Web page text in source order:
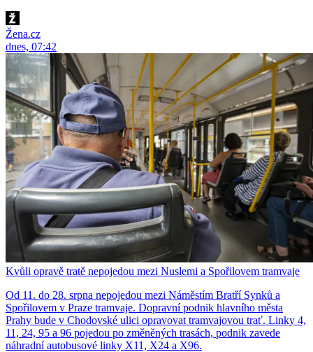
Žena.cz
dnes, 07:42
Kvůli opravě tratě nepojedou mezi Nuslemi a Spořilovem tramvaje
Od 11. do 28. srpna nepojedou mezi Náměstím Bratří Synků a
Spořilovem v Praze tramvaje. Dopravní podnik hlavního města
Prahy bude v Chodovské ulici opravovat tramvajovou trať. Linky 4,
11, 24, 95 a 96 pojedou po změněných trasách, podnik zavede
náhradní autobusové linky X11, X24 a X96.